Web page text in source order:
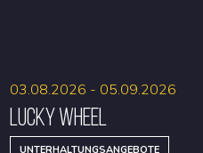
Lucky Wheel
UNTERHALTUNGSANGEBOTE
03.08.2026 - 05.09.2026